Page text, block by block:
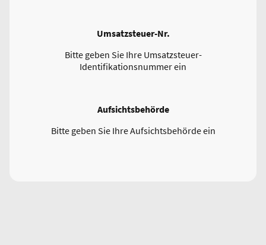
Umsatzsteuer-Nr.
Bitte geben Sie Ihre Umsatzsteuer-
Identifikationsnummer ein
Aufsichtsbehörde
Bitte geben Sie Ihre Aufsichtsbehörde ein